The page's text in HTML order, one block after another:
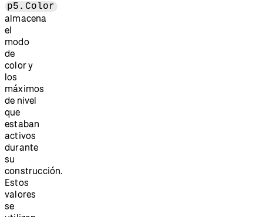
p5.Color
almacena
el
modo
de
color y
los
máximos
de nivel
que
estaban
activos
durante
su
construcción.
Estos
valores
se